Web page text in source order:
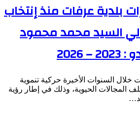
بلدية عرفات منذ إنتخاب
السيد محمد محمود
2026
السنوات الأخيرة حركية تنموية
المجالات الحيوية، وذلك في إطار رؤية